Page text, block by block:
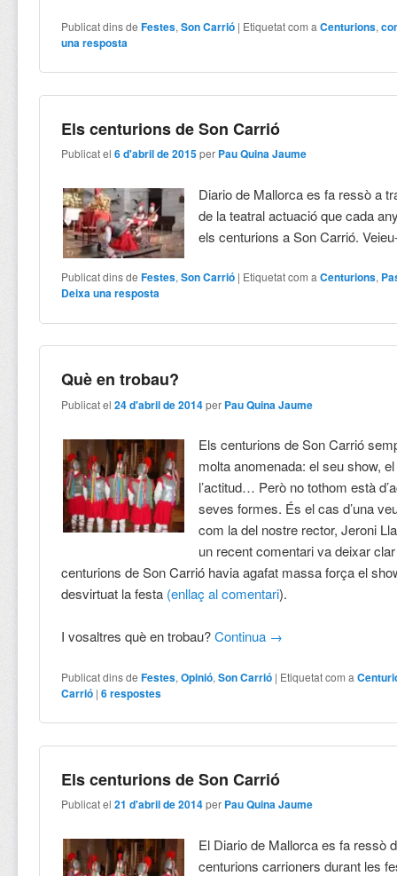
Publicat dins de Festes,Son Carrió | Etiquetat com a Centurions,
una resposta
Els centurions de Son Carrió
Publicat el6 d'abril de 2015 per Pau Quina Jaume
Diario de Mallorca es fa ressò a
de la teatral actuació que cada
els centurions a Son Carrió.
Publicat dins de Festes,Son Carrió | Etiquetat com a Centurions,
Deixa una resposta
Què en trobau?
Publicat el24 d'abril de 2014 per Pau Quina Jaume
Els centurions de Son Carrió
molta anomenada: el seu show,
l’actitud… Però no tothom està
seves formes. És el cas d’una
com la del nostre rector, Jeroni
un recent comentari va deixar
centurions de Son Carrió havia agafat massa força el
desvirtuat la festa (enllaç al comentari).
I vosaltres què en trobau?Continua →
Publicat dins de Festes,Opinió,Son Carrió | Etiquetat com a
Carrió |6respostes
Els centurions de Son Carrió
Publicat el21 d'abril de 2014 per Pau Quina Jaume
El Diario de Mallorca es fa ressò
centurions carrioners durant les